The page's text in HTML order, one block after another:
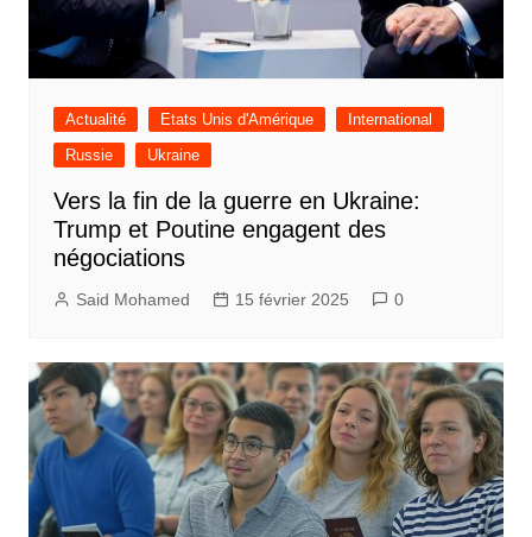
Actualité Etats Unis d'Amérique
International
Russie
Ukraine
Vers la fin de la guerre en Ukraine:
Trump et Poutine engagent des
négociations
Said Mohamed 15 février 2025 0